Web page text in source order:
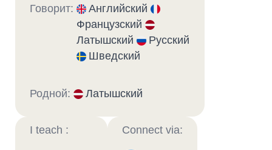
Говорит:
Английский
Французский
Латышский
Русский
Шведский
Родной: Латышский
I teach : Connect via: